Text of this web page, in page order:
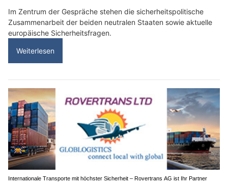
Im Zentrum der Gespräche stehen die sicherheitspolitische
Zusammenarbeit der beiden neutralen Staaten sowie aktuelle
europäische Sicherheitsfragen.
Weiterlesen
Internationale Transporte mit höchster Sicherheit – Rovertrans AG ist Ihr Partner